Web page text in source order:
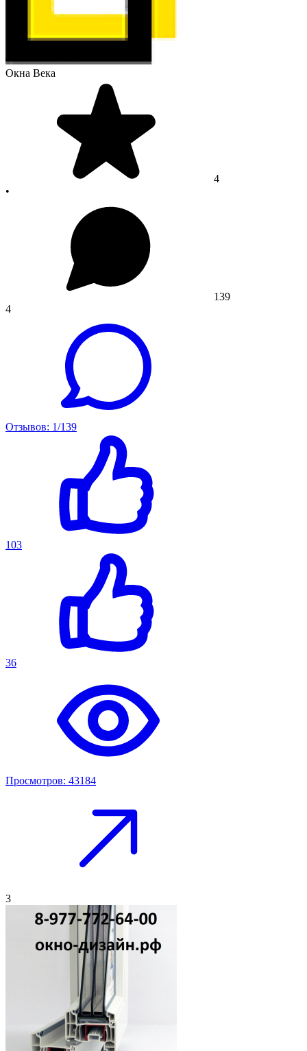
Окна Века
4
•
139
4
Отзывов: 1/139
103
36
Просмотров: 43184
3